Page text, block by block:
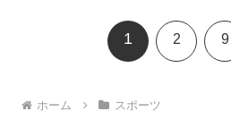
1 2 9
ホーム スポーツ